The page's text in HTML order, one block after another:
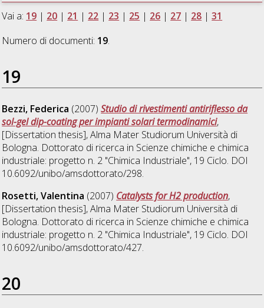
Vai a: 19 | 20 | 21 | 22 | 23 | 25 | 26 | 27 | 28 |31
Numero di documenti: 19.
19
Bezzi, Federica (2007)Studio di rivestimenti antiriflesso da
sol-gel dip-coating per impianti solari termodinamici,
[Dissertation thesis], Alma Mater Studiorum Università di
Bologna. Dottorato di ricerca in Scienze chimiche e chimica
industriale: progetto n. 2 "Chimica Industriale", 19 Ciclo. DOI
10.6092/unibo/amsdottorato/298.
Rosetti, Valentina (2007) Catalysts for H2 production,
[Dissertation thesis], Alma Mater Studiorum Università di
Bologna. Dottorato di ricerca in Scienze chimiche e chimica
industriale: progetto n. 2 "Chimica Industriale", 19 Ciclo. DOI
10.6092/unibo/amsdottorato/427.
20